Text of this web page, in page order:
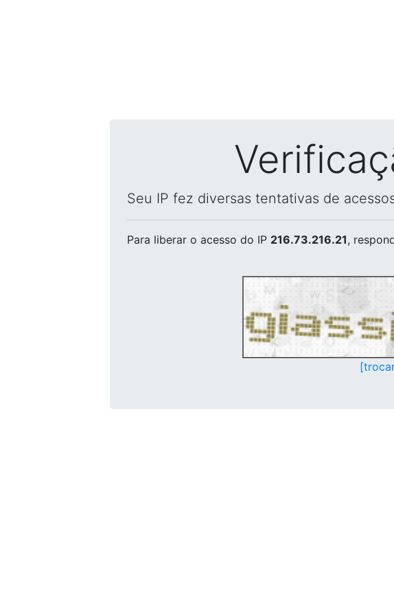
Seu IP fez diversas tentativas de
Para liberar o acesso do IP 216.73.216.21,